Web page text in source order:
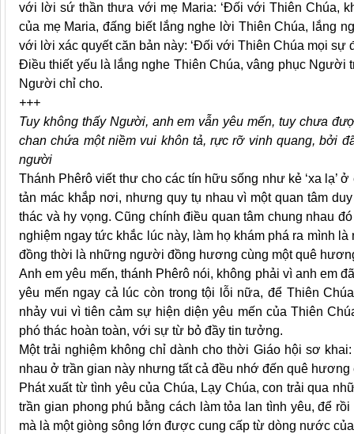
với lời sứ thần thưa với mẹ Maria: ‘Đối với Thiên Chúa,
của mẹ Maria, đấng biết lắng nghe lời Thiên Chúa, lắng
với lời xác quyết căn bản này: ‘Đối với Thiên Chúa mọi sự
Điều thiết yếu là lắng nghe Thiên Chúa, vâng phục
Người chỉ cho.
+++
Tuy không thấy Người, anh em vẫn yêu mến, tuy chưa
chan chứa một niềm vui khôn tả, rực rỡ vinh quang, bởi
người
Thánh Phêrô viết thư cho các tín hữu sống như kẻ ‘xa lạ’
tản mác khắp nơi, nhưng quy tụ nhau vì một quan tâm
thác và hy vọng. Cũng chính điều quan tâm chung nhau
nghiệm ngay tức khắc lúc này, làm họ khám phá ra mình
đồng thời là những người đồng hương cùng một quê
Anh em yêu mến, thánh Phêrô nói, không phải vì anh em
yêu mến ngay cả lúc còn trong tội lỗi nữa, để Thiên
nhảy vui vì tiên cảm sự hiện diện yêu mến của Thiên
phó thác hoàn toàn, với sự từ bỏ đầy tin tưởng.
Một trải nghiệm không chỉ dành cho thời Giáo hội sơ
nhau ở trần gian này nhưng tất cả đều nhớ đến quê
Phát xuất từ tình yêu của Chúa, Lạy Chúa, con trải qua
trần gian phong phú bằng cách làm tỏa lan tình yêu, để
mà là một giòng sông lớn được cung cấp từ dòng nước